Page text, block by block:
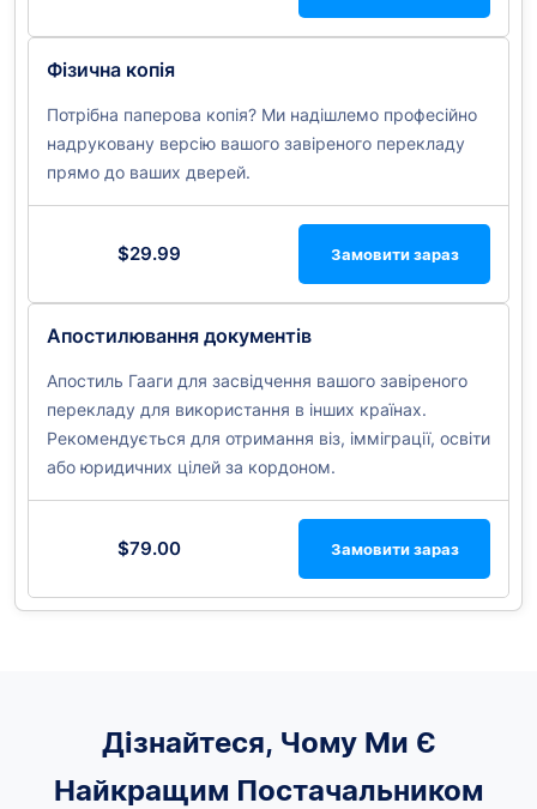
Фізична копія
Потрібна паперова копія? Ми надішлемо професійно
надруковану версію вашого завіреного перекладу
прямо до ваших дверей.
$29.99 Замовити зараз
Апостилювання документів
Апостиль Гааги для засвідчення вашого завіреного
перекладу для використання в інших країнах.
Рекомендується для отримання віз, імміграції, освіти
або юридичних цілей за кордоном.
$79.00 Замовити зараз
Дізнайтеся, Чому Ми Є
Найкращим Постачальником